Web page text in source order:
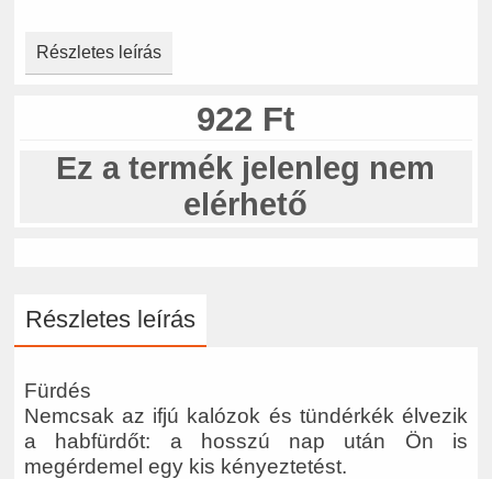
Részletes leírás
922 Ft
Ez a termék jelenleg nem
elérhető
Részletes leírás
Fürdés
Nemcsak az ifjú kalózok és tündérkék élvezik
a habfürdőt: a hosszú nap után Ön is
megérdemel egy kis kényeztetést.